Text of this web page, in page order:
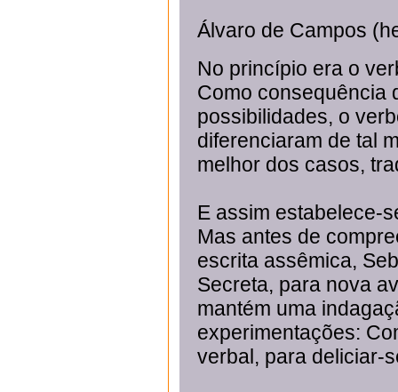
Álvaro de Campos
No princípio era o
Como consequência
possibilidades, o
diferenciaram de tal
melhor dos casos,
E assim estabelece-
Mas antes de
escrita assêmica,
Secreta, para nova
mantém uma
experimentações:
verbal, para deliciar-